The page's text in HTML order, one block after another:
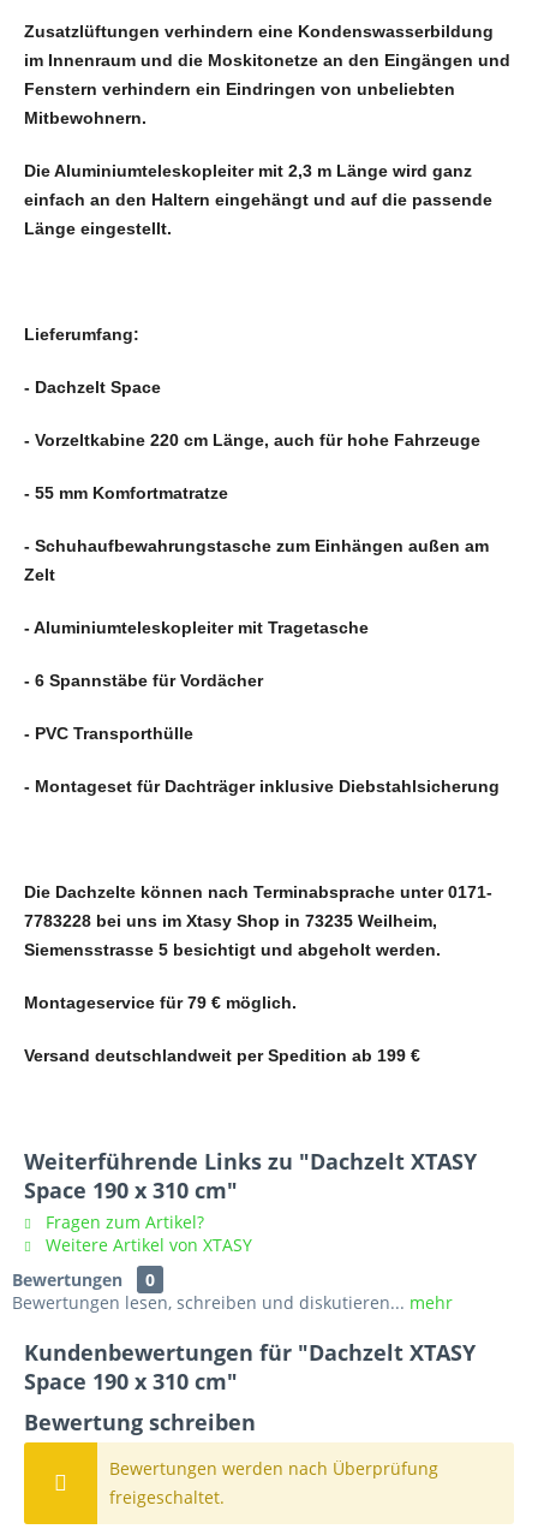
Zusatzlüftungen verhindern eine Kondenswasserbildung
im Innenraum und die Moskitonetze an den Eingängen und
Fenstern verhindern ein Eindringen von unbeliebten
Mitbewohnern.
Die Aluminiumteleskopleiter mit 2,3 m Länge wird ganz
einfach an den Haltern eingehängt und auf die passende
Länge eingestellt.
Lieferumfang:
- Dachzelt Space
- Vorzeltkabine 220 cm Länge, auch für hohe Fahrzeuge
- 55 mm Komfortmatratze
- Schuhaufbewahrungstasche zum Einhängen außen am
Zelt
- Aluminiumteleskopleiter mit Tragetasche
- 6 Spannstäbe für Vordächer
- PVC Transporthülle
- Montageset für Dachträger inklusive Diebstahlsicherung
Die Dachzelte können nach Terminabsprache unter 0171-
7783228 bei uns im Xtasy Shop in 73235 Weilheim,
Siemensstrasse 5 besichtigt und abgeholt werden.
Montageservice für 79 € möglich.
Versand deutschlandweit per Spedition ab 199 €
Weiterführende Links zu "Dachzelt XTASY
Space 190 x 310 cm"
Fragen zum Artikel?
Weitere Artikel von XTASY
Bewertungen
0
Bewertungen lesen, schreiben und diskutieren... mehr
Kundenbewertungen für "Dachzelt XTASY
Space 190 x 310 cm"
Bewertung schreiben
Bewertungen werden nach Überprüfung
freigeschaltet.